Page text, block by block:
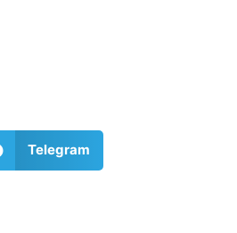
Telegram